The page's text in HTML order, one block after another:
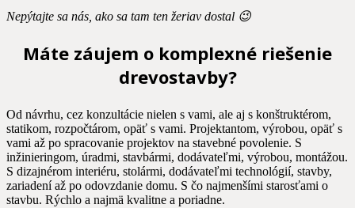
Nepýtajte sa nás, ako sa tam ten žeriav dostal 😉
Máte záujem o komplexné riešenie
drevostavby?
Od návrhu, cez konzultácie nielen s vami, ale aj s konštruktérom,
statikom, rozpočtárom, opäť s vami. Projektantom, výrobou, opäť s
vami až po spracovanie projektov na stavebné povolenie. S
inžinieringom, úradmi, stavbármi, dodávateľmi, výrobou, montážou.
S dizajnérom interiéru, stolármi, dodávateľmi technológií, stavby,
zariadení až po odovzdanie domu. S čo najmenšími starosťami o
stavbu. Rýchlo a najmä kvalitne a poriadne.